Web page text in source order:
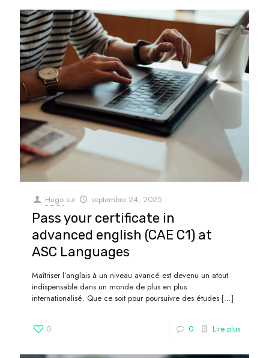
Hugo sur septembre 24, 2025
Pass your certificate in
advanced english (CAE C1) at
ASC Languages
Maîtriser l’anglais à un niveau avancé est devenu un atout
indispensable dans un monde de plus en plus
internationalisé. Que ce soit pour poursuivre des études […]
0 0 Lire plus